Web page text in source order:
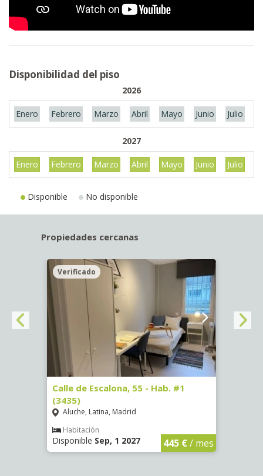
Disponibilidad del piso
2026
Enero Febrero Marzo Abril Mayo Junio Julio
2027
Enero Febrero Marzo Abril Mayo Junio Julio
Disponible No disponible
Propiedades cercanas
Verificado
Calle de Escalona, 55 - Hab. #1
(3435)
Aluche, Latina, Madrid
Habitación
Disponible Sep, 1 2027 445 €/ mes